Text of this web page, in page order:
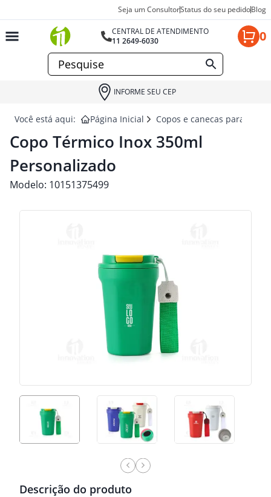
Seja um ConsultorStatus do seu pedidoBlog
CENTRAL DE ATENDIMENTO
11 2649-6030
0
INFORME SEU CEP
Você está aqui: Página Inicial Copos e canecas para
Copo Térmico Inox 350ml
Personalizado
Modelo: 10151375499
Descrição do produto